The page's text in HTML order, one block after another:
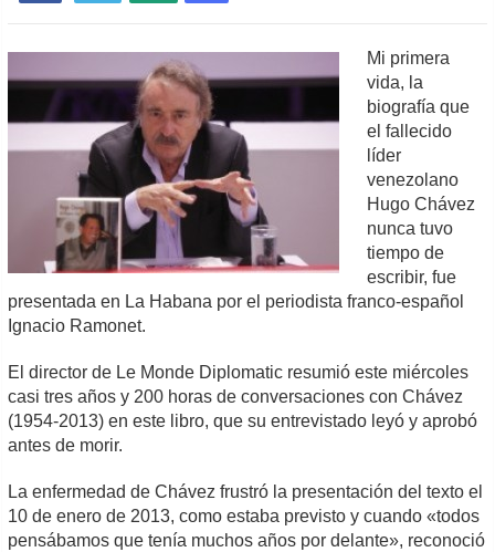
Mi primera
vida, la
biografía que
el fallecido
líder
venezolano
Hugo Chávez
nunca tuvo
tiempo de
escribir, fue
presentada en La Habana por el periodista franco-español
Ignacio Ramonet.
El director de Le Monde Diplomatic resumió este miércoles
casi tres años y 200 horas de conversaciones con Chávez
(1954-2013) en este libro, que su entrevistado leyó y aprobó
antes de morir.
La enfermedad de Chávez frustró la presentación del texto el
10 de enero de 2013, como estaba previsto y cuando «todos
pensábamos que tenía muchos años por delante», reconoció